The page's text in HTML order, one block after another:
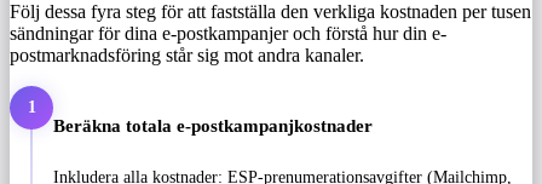
Följ dessa fyra steg för att fastställa den verkliga kostnaden per tusen
sändningar för dina e-postkampanjer och förstå hur din e-
postmarknadsföring står sig mot andra kanaler.
1
Beräkna totala e-postkampanjkostnader
Inkludera alla kostnader: ESP-prenumerationsavgifter (Mailchimp,